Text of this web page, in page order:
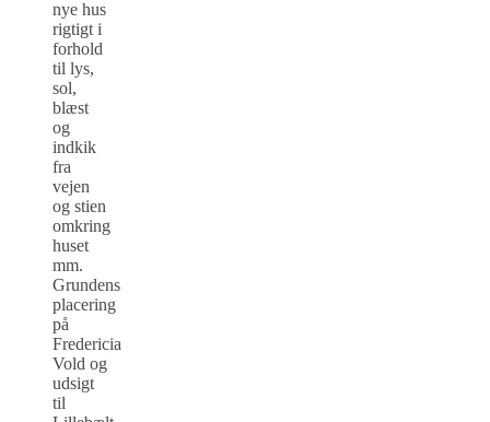
nye hus
rigtigt i
forhold
til lys,
sol,
blæst
og
indkik
fra
vejen
og stien
omkring
huset
mm.
Grundens
placering
på
Fredericia
Vold og
udsigt
til